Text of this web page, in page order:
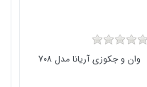
وان و جکوزی آریانا مدل 708